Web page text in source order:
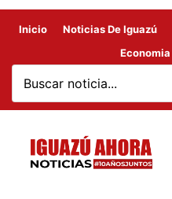
Inicio Noticias De Iguazú
Economia